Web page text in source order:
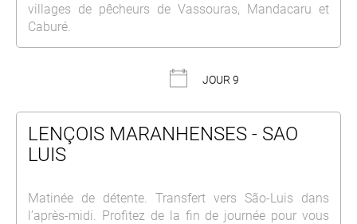
villages de pêcheurs de Vassouras, Mandacaru et
Caburé.
JOUR 9
LENÇOIS MARANHENSES - SAO
LUIS
Matinée de détente. Transfert vers São-Luis dans
l’après-midi. Profitez de la fin de journée pour vous